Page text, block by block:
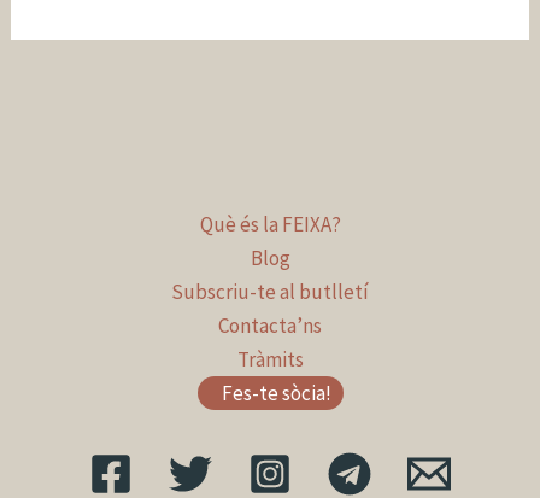
Què és la FEIXA?
Blog
Subscriu-te al butlletí
Contacta’ns
Tràmits
Fes-te sòcia!